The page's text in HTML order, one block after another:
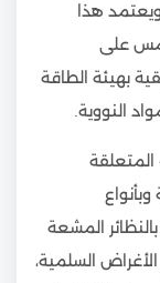
ويعتمد هذا
على
بهيئة الطاقة
النووية.
المشعة
السلمية،